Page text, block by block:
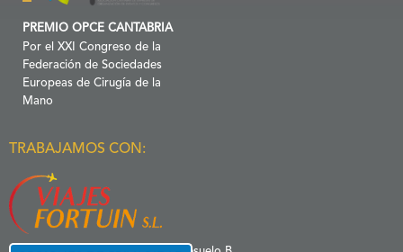
PREMIO OPCE CANTABRIA
Por el XXI Congreso de la
Federación de Sociedades
Europeas de Cirugía de la
Mano
TRABAJAMOS CON: